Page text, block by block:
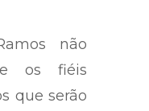
não
e os fiéis
que serão